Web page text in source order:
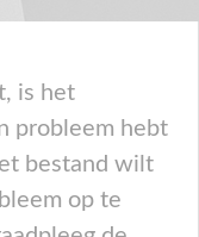
is het
probleem hebt
bestand wilt
op te